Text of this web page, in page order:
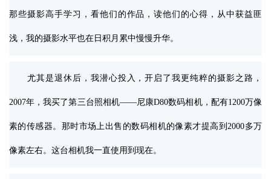
那些摄影高手学习，看他们的作品，读他们的心得，从中获益匪
浅，我的摄影水平也在日积月累中慢慢升华。
尤其是退休后，我潜心投入，开启了我更纯粹的摄影之路，
2007年，我买了第三台照相机——尼康D80数码相机，配有1200万像
素的传感器。那时市场上出售的数码相机的像素才提高到2000多万
像素左右。这台相机我一直使用到现在。